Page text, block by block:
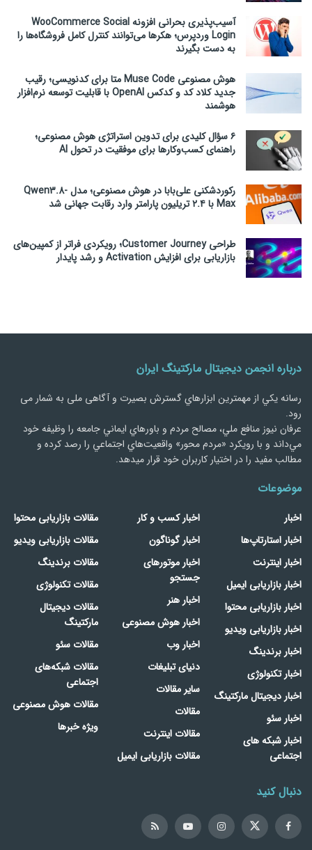
آسیب‌پذیری بحرانی افزونه WooCommerce Social
Login وردپرس؛ هکرها می‌توانند کنترل کامل فروشگاه‌ها را
به دست بگیرند
هوش مصنوعی Muse Code متا برای کدنویسی؛ رقیب
جدید کلاد کد و کدکس OpenAI با قابلیت توسعه نرم‌افزار
هوشمند
۶ سؤال کلیدی برای تدوین استراتژی هوش مصنوعی؛
راهنمای کسب‌وکارها برای موفقیت در تحول AI
رکوردشکنی علی‌بابا در هوش مصنوعی؛ مدل Qwen3.8-
Max با ۲.۴ تریلیون پارامتر وارد رقابت جهانی شد
طراحی Customer Journey؛ رویکردی فراتر از کمپین‌های
بازاریابی برای افزایش Activation و رشد پایدار
درباره انجمن دیجیتال مارکتینگ ایران
رسانه يكي از مهمترین ابزارهاي گسترش بصیرت و آگاهی ملی به شمار می
رود.
عرفان نیوز منافع ملي، مصالح مردم و باورهاي ايماني جامعه را وظيفه خود
مي‌داند و با رويكرد «مردم‌ محور» واقعيت‌هاي اجتماعي را رصد کرده و
مطالب مفید را در اختیار کاربران خود قرار میدهد.
موضوعات
اخبار
اخبار استارتاپ‌ها
اخبار اینترنت
اخبار بازاریابی ایمیل
اخبار بازاریابی محتوا
اخبار بازاریابی ویدیو
اخبار برندینگ
اخبار تکنولوژی
اخبار دیجیتال مارکتینگ
اخبار سئو
اخبار شبکه های
اجتماعی
اخبار کسب و کار
اخبار گوناگون
اخبار موتورهای
جستجو
اخبار هنر
اخبار هوش مصنوعی
اخبار وب
دنیای تبلیغات
سایر مقالات
مقالات
مقالات اینترنت
مقالات بازاریابی ایمیل
مقالات بازاریابی محتوا
مقالات بازاریابی ویدیو
مقالات برندینگ
مقالات تکنولوژی
مقالات دیجیتال
مارکتینگ
مقالات سئو
مقالات شبکه‌های
اجتماعی
مقالات هوش مصنوعی
ویژه خبرها
دنبال کنید